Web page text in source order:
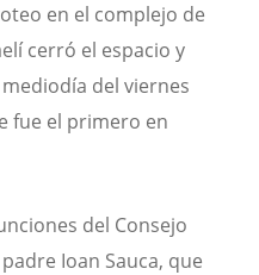
en el complejo de
cerró el espacio y
del viernes
fue el primero en
del Consejo
Ioan Sauca, que